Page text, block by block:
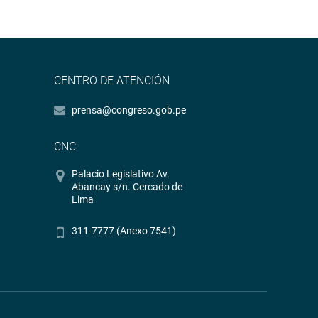
CENTRO DE ATENCIÓN
prensa@congreso.gob.pe
CNC
Palacio Legislativo Av.
Abancay s/n. Cercado de
Lima
311-7777 (Anexo 7541)